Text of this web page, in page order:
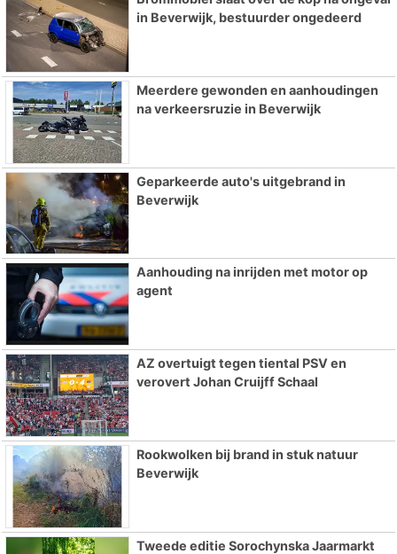
in Beverwijk, bestuurder ongedeerd
Meerdere gewonden en aanhoudingen
na verkeersruzie in Beverwijk
Geparkeerde auto's uitgebrand in
Beverwijk
Aanhouding na inrijden met motor op
agent
AZ overtuigt tegen tiental PSV en
verovert Johan Cruijff Schaal
Rookwolken bij brand in stuk natuur
Beverwijk
Tweede editie Sorochynska Jaarmarkt